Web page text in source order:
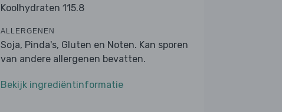
Koolhydraten 115.8
ALLERGENEN
Soja, Pinda's, Gluten en Noten. Kan sporen
van andere allergenen bevatten.
Bekijk ingrediëntinformatie